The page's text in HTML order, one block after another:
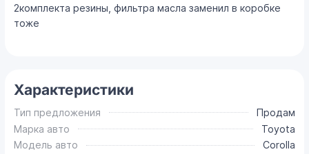
2комплекта резины, фильтра масла заменил в коробке
тоже
Характеристики
Тип предложения
Продам
Марка авто
Toyota
Модель авто
Corolla